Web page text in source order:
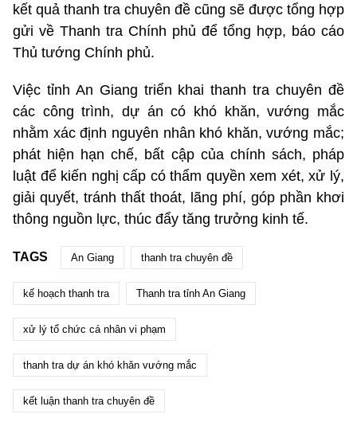
kết quả thanh tra chuyên đề cũng sẽ được tổng hợp
gửi về Thanh tra Chính phủ để tổng hợp, báo cáo
Thủ tướng Chính phủ.
Việc tỉnh An Giang triển khai thanh tra chuyên đề
các công trình, dự án có khó khăn, vướng mắc
nhằm xác định nguyên nhân khó khăn, vướng mắc;
phát hiện hạn chế, bất cập của chính sách, pháp
luật để kiến nghị cấp có thẩm quyền xem xét, xử lý,
giải quyết, tránh thất thoát, lãng phí, góp phần khơi
thông nguồn lực, thúc đẩy tăng trưởng kinh tế.
TAGS An Giang thanh tra chuyên đề
kế hoạch thanh tra Thanh tra tỉnh An Giang
xử lý tổ chức cá nhân vi phạm
thanh tra dự án khó khăn vướng mắc
kết luận thanh tra chuyên đề